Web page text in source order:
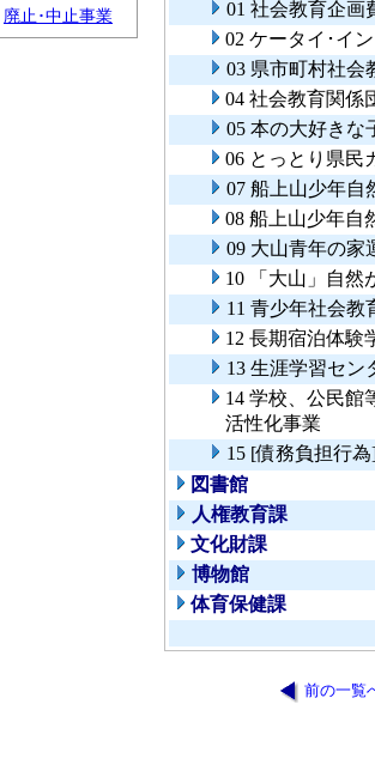
廃止･中止事業
01 社会教育企画
02 ケータイ･イ
03 県市町村社会
04 社会教育関係
05 本の大好きな
06 とっとり県民
07 船上山少年自
08 船上山少年自
09 大山青年の家
10 「大山」自
11 青少年社会教
12 長期宿泊体験
13 生涯学習セン
14 学校、公民館
活性化事業
15 [債務負担行
図書館
人権教育課
文化財課
博物館
体育保健課
前の一覧